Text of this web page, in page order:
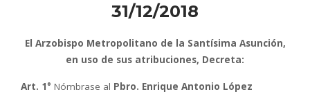
31/12/2018
El Arzobispo Metropolitano de la Santísima Asunción,
en uso de sus atribuciones, Decreta:
Art. 1° Nómbrase al Pbro. Enrique Antonio López